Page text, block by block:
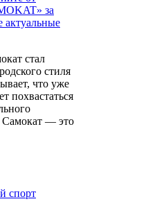
стал
стиля
что уже
похвастаться
Самокат — это
спорт